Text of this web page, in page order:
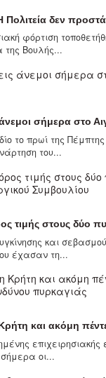
Πολιτεία δεν
φόρτιση
Βουλής...
σήμερα στο
το πρωί της Πέμπτης
του...
τιμής στους δύο
και
έχασαν τη...
και ακόμη
επιχειρησιακής
οι...